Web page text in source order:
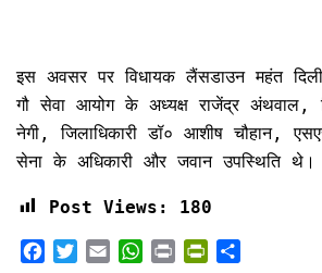
इस अवसर पर विधायक लैंसडाउन महंत
गौ सेवा आयोग के अध्यक्ष राजेंद्र अंथवाल,
नेगी, जिलाधिकारी डॉ० आशीष चौहान,
सेना के अधिकारी और जवान उपस्थिति थे।
Post Views: 180